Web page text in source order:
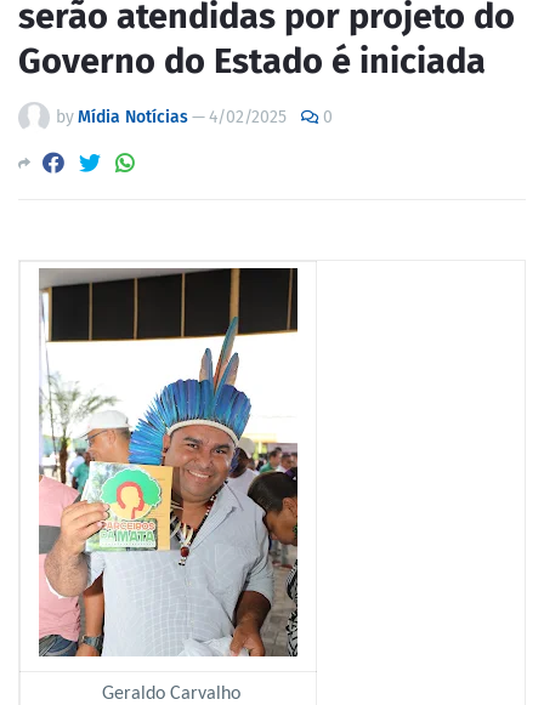
serão atendidas por projeto do
Governo do Estado é iniciada
byMídia Notícias—4/02/2025 0
Geraldo Carvalho